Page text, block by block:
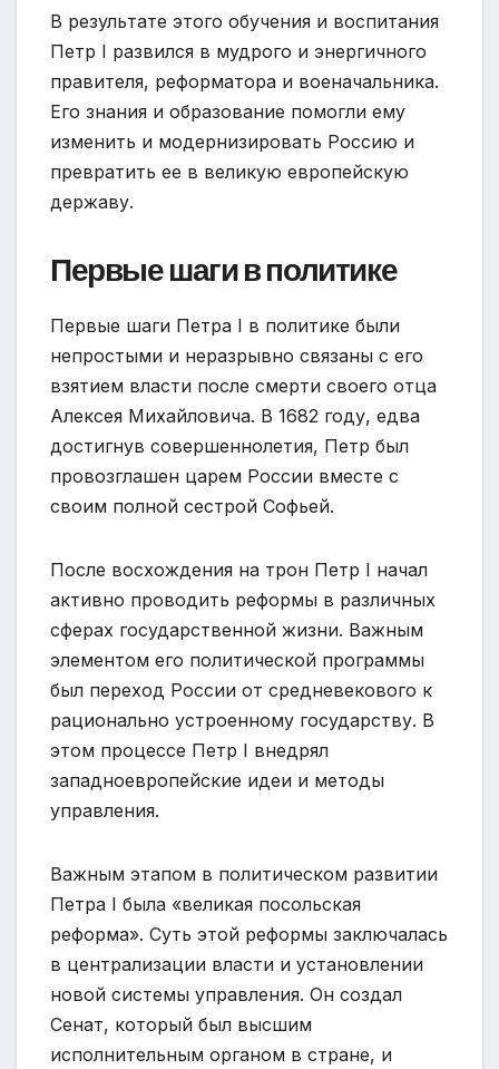
В результате этого обучения и воспитания
Петр I развился в мудрого и энергичного
правителя, реформатора и военачальника.
Его знания и образование помогли ему
изменить и модернизировать Россию и
превратить ее в великую европейскую
державу.
Первые шаги в политике
Первые шаги Петра I в политике были
непростыми и неразрывно связаны с его
взятием власти после смерти своего отца
Алексея Михайловича. В 1682 году, едва
достигнув совершеннолетия, Петр был
провозглашен царем России вместе с
своим полной сестрой Софьей.
После восхождения на трон Петр I начал
активно проводить реформы в различных
сферах государственной жизни. Важным
элементом его политической программы
был переход России от средневекового к
рационально устроенному государству. В
этом процессе Петр I внедрял
западноевропейские идеи и методы
управления.
Важным этапом в политическом развитии
Петра I была «великая посольская
реформа». Суть этой реформы заключалась
в централизации власти и установлении
новой системы управления. Он создал
Сенат, который был высшим
исполнительным органом в стране, и